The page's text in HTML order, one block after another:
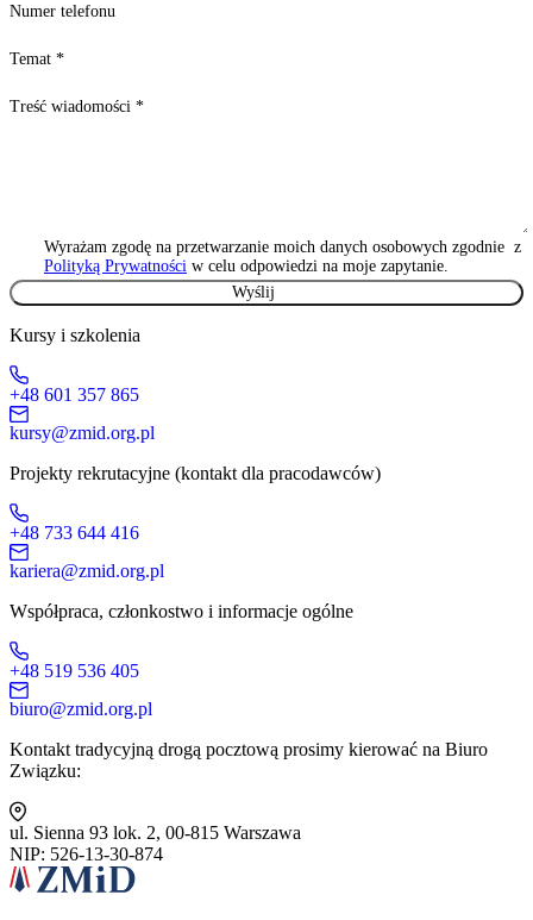
Numer telefonu
Temat *
Treść wiadomości *
Wyrażam zgodę na przetwarzanie moich danych osobowych zgodnie z
Polityką Prywatności w celu odpowiedzi na moje zapytanie.
Kursy i szkolenia
+48 601 357 865
kursy@zmid.org.pl
Projekty rekrutacyjne (kontakt dla pracodawców)
+48 733 644 416
kariera@zmid.org.pl
Współpraca, członkostwo i informacje ogólne
+48 519 536 405
biuro@zmid.org.pl
Kontakt tradycyjną drogą pocztową prosimy kierować na Biuro
Związku:
ul. Sienna 93 lok. 2, 00-815 Warszawa
NIP: 526-13-30-874